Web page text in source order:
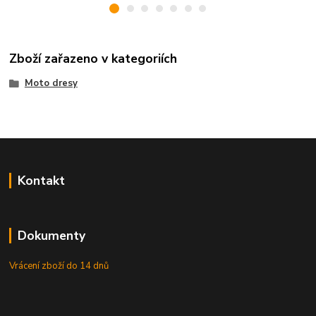
Zboží zařazeno v kategoriích
Moto dresy
Kontakt
Dokumenty
Vrácení zboží do 14 dnů